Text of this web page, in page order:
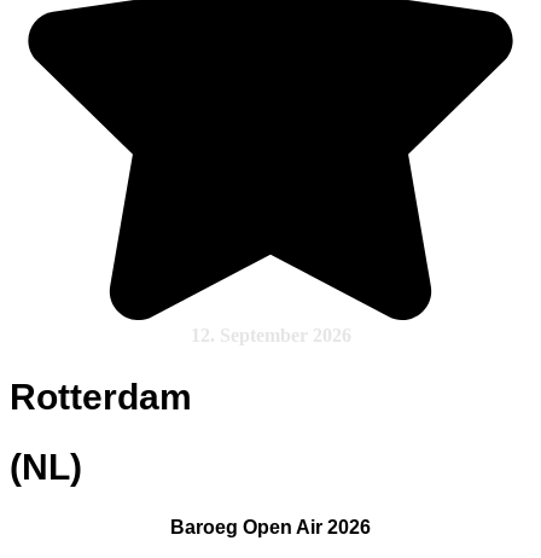
12. September 2026
Rotterdam
(NL)
Baroeg Open Air 2026